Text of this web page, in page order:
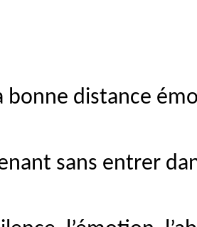
bonne distance
sans entrer